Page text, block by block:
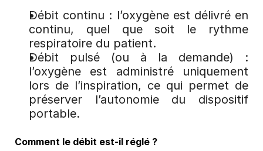
Débit continu : l’oxygène est délivré en
continu, quel que soit le rythme
respiratoire du patient.
Débit pulsé (ou à la demande) :
l’oxygène est administré uniquement
lors de l’inspiration, ce qui permet de
préserver l’autonomie du dispositif
portable.
Comment le débit est-il réglé ?